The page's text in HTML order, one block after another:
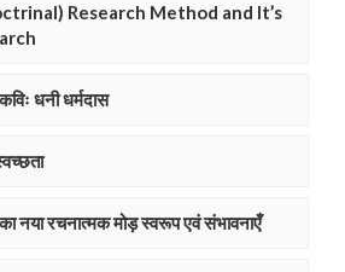
Research Method and It’s
धनी धर्मदास
नया रचनात्मक मोड़ स्वरूप एवं संभावनाएँ